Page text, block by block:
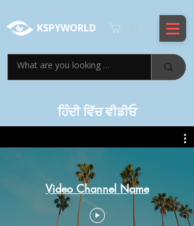
KSPYWORLD Cart
ਹਿੰਦੀ ਵਿੱਚ ਵੀਡੀਓ
Video Channel Name